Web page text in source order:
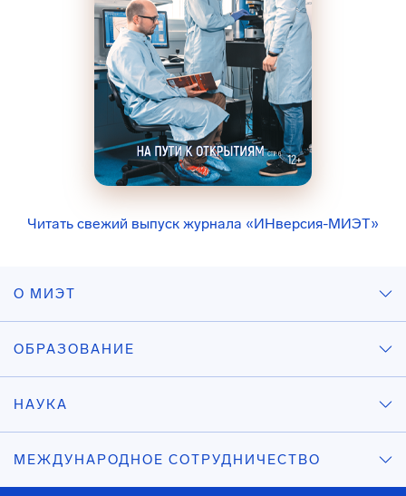
Читать свежий выпуск журнала «ИНверсия-МИЭТ»
О МИЭТ
ОБРАЗОВАНИЕ
НАУКА
МЕЖДУНАРОДНОЕ СОТРУДНИЧЕСТВО